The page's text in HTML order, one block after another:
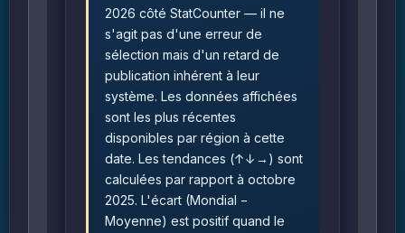
2026 côté StatCounter — il ne
s'agit pas d'une erreur de
sélection mais d'un retard de
publication inhérent à leur
système. Les données affichées
sont les plus récentes
disponibles par région à cette
date. Les tendances (↑↓→) sont
calculées par rapport à octobre
2025. L'écart (Mondial −
Moyenne) est positif quand le